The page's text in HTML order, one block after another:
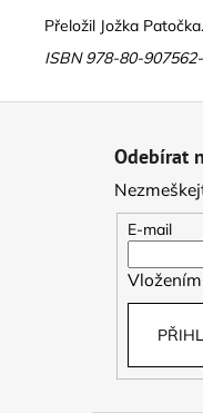
Přeložil Jožka Patočka.
ISBN 978-80-
Odebírat
E-mail